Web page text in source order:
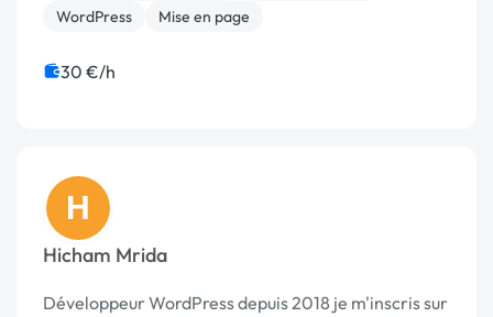
WordPress
Mise en page
30 €/h
H
Hicham Mrida
Développeur WordPress depuis 2018 je m'inscris sur